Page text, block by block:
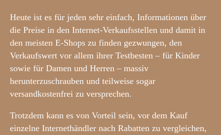
Heute ist es für jeden sehr einfach, Informationen über
die Preise in den Internet-Verkaufsstellen und damit in
den meisten E-Shops zu finden gezwungen, den
Verkaufswert vor allem ihrer Testbesten – für Kinder
sowie für Damen und Herren – massiv
herunterzuschrauben und teilweise sogar
versandkostenfrei zu versprechen.
Trotzdem kann es von Vorteil sein, vor dem Kauf
einzelne Internethändler nach Rabatten zu vergleichen,